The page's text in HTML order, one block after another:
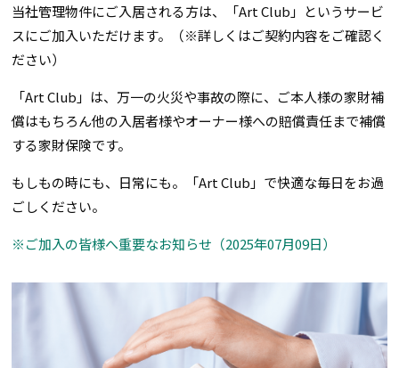
当社管理物件にご入居される方は、「Art Club」というサービ
スにご加入いただけます。（※詳しくはご契約内容をご確認く
ださい）
「Art Club」は、万一の火災や事故の際に、ご本人様の家財補
償はもちろん他の入居者様やオーナー様への賠償責任まで補償
する家財保険です。
もしもの時にも、日常にも。「Art Club」で快適な毎日をお過
ごしください。
※ご加入の皆様へ重要なお知らせ（2025年07月09日）